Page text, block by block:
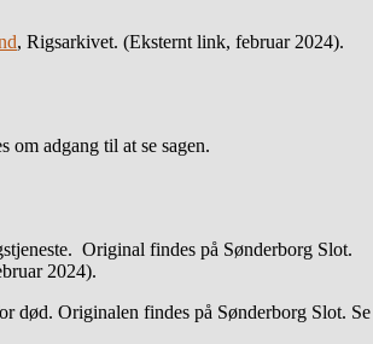
, Rigsarkivet. (Eksternt link, februar 2024).
adgang til at se sagen.
Original findes på Sønderborg Slot.
2024).
død. Originalen findes på Sønderborg Slot.